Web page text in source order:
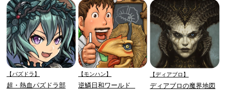
【パズドラ】
超・熱血パズドラ部
【モンハン】
逆鱗日和ワールド
【ディアブロ】
ディアブロの魔界地図